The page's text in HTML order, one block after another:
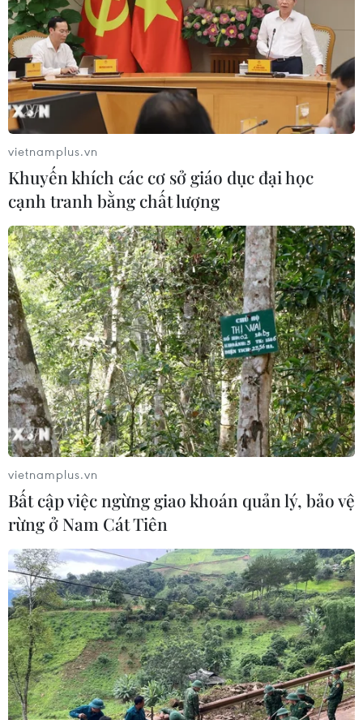
Argentina: Chính phủ muốn cùng phe đối
lập giải quyết vấn đề kinh tế
08/05/2019 03:38
Tổng thống Macri đang tìm kiếm sự đồng thuận cho một
danh sách gồm 10 điểm, trong đó bao gồm duy trì ổn
định tài chính, thúc đẩy xuất khẩu, giảm thuế.
Tổng thống Argentina Macri công bố
quyết định tái tranh cử
12/06/2019 00:42
Tổng thống Argentina Mauricio Macri đã thông báo
quyết định sẽ ra ứng cử trong chiến dịch vận động
chuẩn bị cho cuộc bầu cử vào cuối tháng 10.
vietnamplus.vn
Khuyến khích các cơ sở giáo dục đại học
cạnh tranh bằng chất lượng
vietnamplus.vn
Bất cập việc ngừng giao khoán quản lý, bảo vệ
rừng ở Nam Cát Tiên